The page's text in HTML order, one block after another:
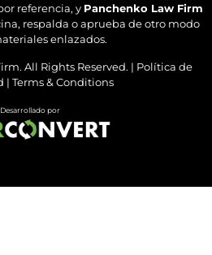
referencia, y Panchenko Law Firm
respalda o aprueba de otro modo
enlazados.
. All Rights Reserved. | Política de
| Terms & Conditions
Desarrollado por